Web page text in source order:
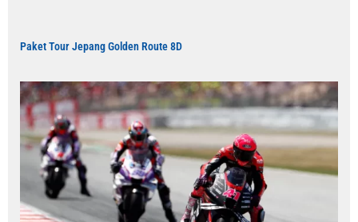
Paket Tour Jepang Golden Route 8D